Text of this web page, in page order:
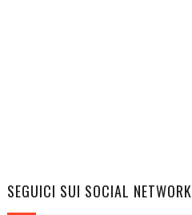
SEGUICI SUI SOCIAL NETWORK